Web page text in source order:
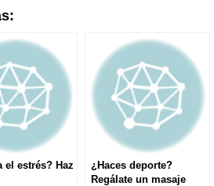
el estrés? Haz
¿Haces deporte?
Regálate un masaje